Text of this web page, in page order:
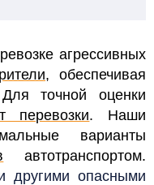
агрессивных
, обеспечивая
точной оценки
перевозки. Наши
варианты
автотранспортом.
другими опасными